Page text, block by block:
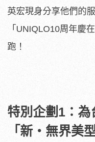
英宏現身分享他們的
「UNIQLO10周年慶
跑！
特別企劃1：為
「新・無界美